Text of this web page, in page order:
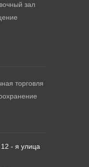
зал
торговля
- я улица